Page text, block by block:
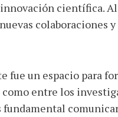
científica.
colaboraciones
fue un espacio para
entre los